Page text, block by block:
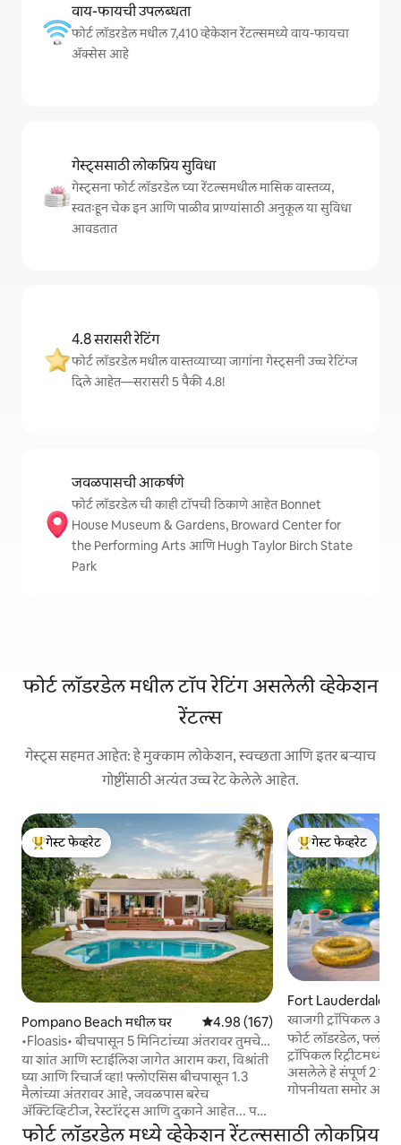
वाय-फायची उपलब्धता
फोर्ट लॉडरडेल मधील 7,410 व्हेकेशन रेंटल्समध्ये वाय-फायचा
अ‍ॅक्सेस आहे
गेस्ट्ससाठी लोकप्रिय सुविधा
गेस्ट्सना फोर्ट लॉडरडेल च्या रेंटल्समधील मासिक वास्तव्य,
स्वतःहून चेक इन आणि पाळीव प्राण्यांसाठी अनुकूल या सुविधा
आवडतात
4.8 सरासरी रेटिंग
फोर्ट लॉडरडेल मधील वास्तव्याच्या जागांना गेस्ट्सनी उच्च रेटिंग्ज
दिले आहेत—सरासरी 5 पैकी 4.8!
जवळपासची आकर्षणे
फोर्ट लॉडरडेल ची काही टॉपची ठिकाणे आहेत Bonnet
House Museum & Gardens, Broward Center for
the Performing Arts आणि Hugh Taylor Birch State
Park
फोर्ट लॉडरडेल मधील टॉप रेटिंग असलेली व्हेकेशन
रेंटल्स
गेस्ट्स सहमत आहेत: हे मुक्काम लोकेशन, स्वच्छता आणि इतर बऱ्याच
गोष्टींसाठी अत्यंत उच्च रेट केलेले आहेत.
टॉप गेस्ट फेव्हरेट
गेस्ट फेव्हरेट
Pompano Beach मधील घर 5 पैकी 4.98 सरासरी रेटिंग, 167 रिव्ह्यूज
4.98 (167)
•Floasis• बीचपासून 5 मिनिटांच्या अंतरावर तुमचे
खाजगी FL Oasis!
या शांत आणि स्टाईलिश जागेत आराम करा, विश्रांती
घ्या आणि रिचार्ज व्हा! फ्लोएसिस बीचपासून 1.3
मैलांच्या अंतरावर आहे, जवळपास बरेच
ॲक्टिव्हिटीज, रेस्टॉरंट्स आणि दुकाने आहेत... पण
खरे सांगायचे तर, तुम्ही आल्यानंतर तुम्हाला घराबाहेर
टॉप गेस्ट फेव्हरेट
गेस्ट फेव्हरेट
Fort Lauderdale
खाजगी ट्रॉपिकल
घातलेले गार्डन
फोर्ट लॉडरडेल,
ट्रॉपिकल
असलेले हे संपूर्ण 2
गोपनीयता समोर आणि
कुटुंबे, जोडपे किंवा
ओलास बुलेव्हार्ड,
फोर्ट लॉडरडेल मध्ये व्हेकेशन रेंटल्ससाठी लोकप्रिय